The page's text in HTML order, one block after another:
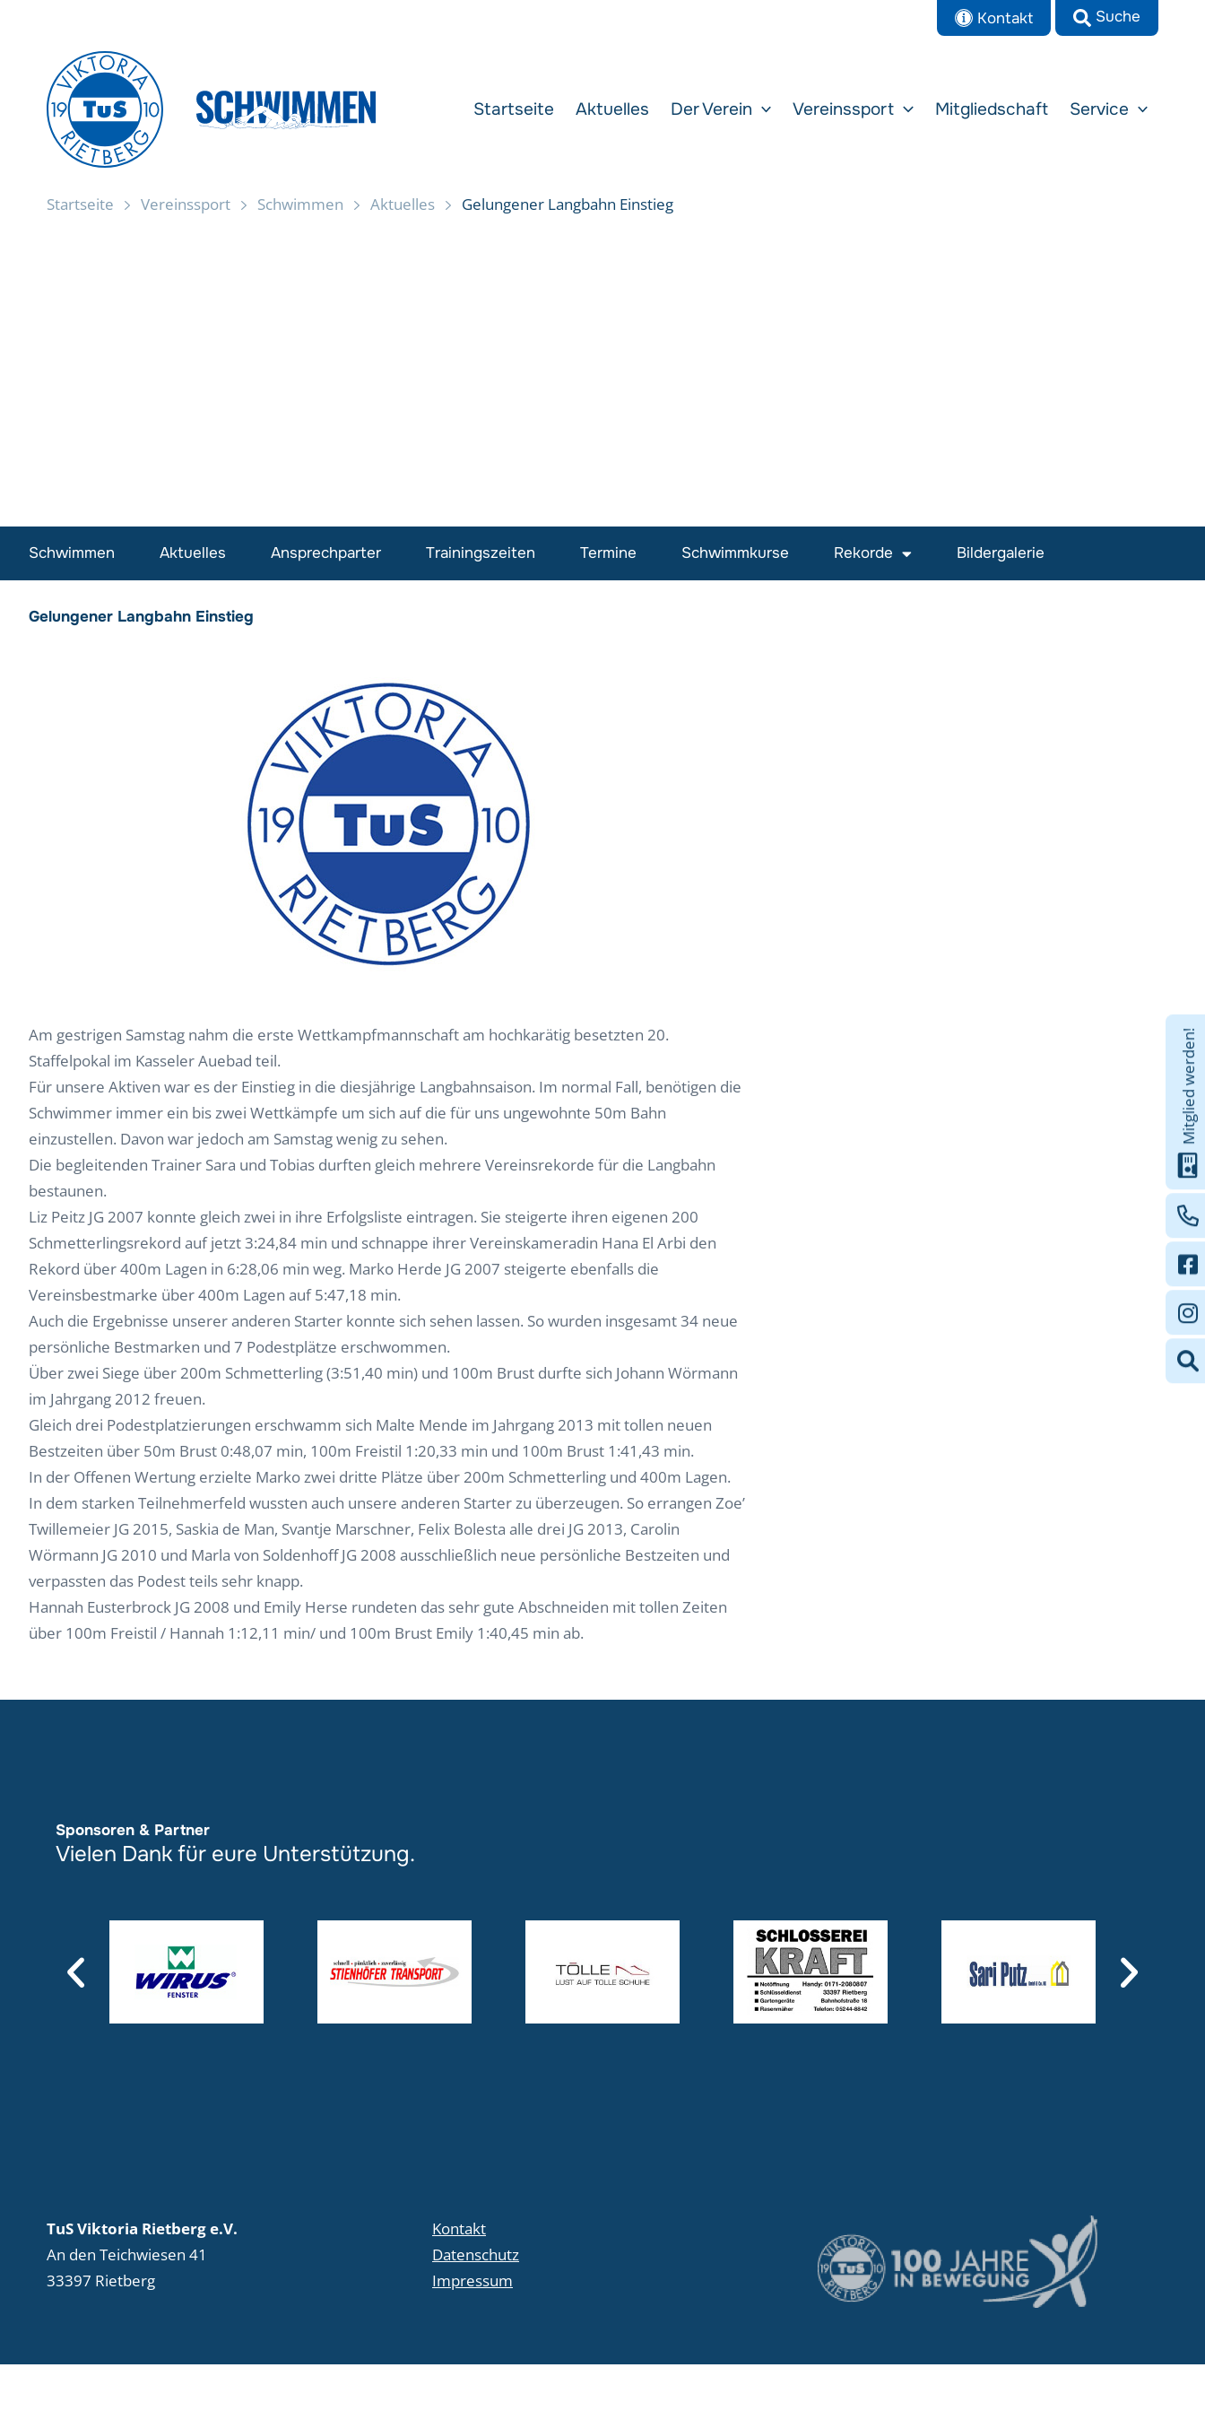
Kontakt
Startseite Aktuelles Der Verein Vereinssport Mitgliedschaft Service
Startseite Gelungener Langbahn Einstieg
Startseite Vereinssport Schwimmen Aktuelles Gelungener Langbahn Einstieg
Schwimmen Aktuelles Ansprechparter Trainingszeiten Termine Schwimmkurse Rekorde Bildergalerie
Gelungener Langbahn Einstieg
Am gestrigen Samstag nahm die erste Wettkampfmannschaft am hochkarätig besetzten 20.
Staffelpokal im Kasseler Auebad teil.
Für unsere Aktiven war es der Einstieg in die diesjährige Langbahnsaison. Im normal Fall, benötigen die
Schwimmer immer ein bis zwei Wettkämpfe um sich auf die für uns ungewohnte 50m Bahn
einzustellen. Davon war jedoch am Samstag wenig zu sehen.
Die begleitenden Trainer Sara und Tobias durften gleich mehrere Vereinsrekorde für die Langbahn
bestaunen.
Liz Peitz JG 2007 konnte gleich zwei in ihre Erfolgsliste eintragen. Sie steigerte ihren eigenen 200
Schmetterlingsrekord auf jetzt 3:24,84 min und schnappe ihrer Vereinskameradin Hana El Arbi den
Rekord über 400m Lagen in 6:28,06 min weg. Marko Herde JG 2007 steigerte ebenfalls die
Vereinsbestmarke über 400m Lagen auf 5:47,18 min.
Auch die Ergebnisse unserer anderen Starter konnte sich sehen lassen. So wurden insgesamt 34 neue
persönliche Bestmarken und 7 Podestplätze erschwommen.
Über zwei Siege über 200m Schmetterling (3:51,40 min) und 100m Brust durfte sich Johann Wörmann
im Jahrgang 2012 freuen.
Gleich drei Podestplatzierungen erschwamm sich Malte Mende im Jahrgang 2013 mit tollen neuen
Bestzeiten über 50m Brust 0:48,07 min, 100m Freistil 1:20,33 min und 100m Brust 1:41,43 min.
In der Offenen Wertung erzielte Marko zwei dritte Plätze über 200m Schmetterling und 400m Lagen.
In dem starken Teilnehmerfeld wussten auch unsere anderen Starter zu überzeugen. So errangen Zoe’
Twillemeier JG 2015, Saskia de Man, Svantje Marschner, Felix Bolesta alle drei JG 2013, Carolin
Wörmann JG 2010 und Marla von Soldenhoff JG 2008 ausschließlich neue persönliche Bestzeiten und
verpassten das Podest teils sehr knapp.
Hannah Eusterbrock JG 2008 und Emily Herse rundeten das sehr gute Abschneiden mit tollen Zeiten
über 100m Freistil / Hannah 1:12,11 min/ und 100m Brust Emily 1:40,45 min ab.
Mitglied werden!
Sponsoren & Partner
Vielen Dank für eure Unterstützung.
TuS Viktoria Rietberg e.V.
An den Teichwiesen 41
33397 Rietberg
Kontakt
Datenschutz
Impressum